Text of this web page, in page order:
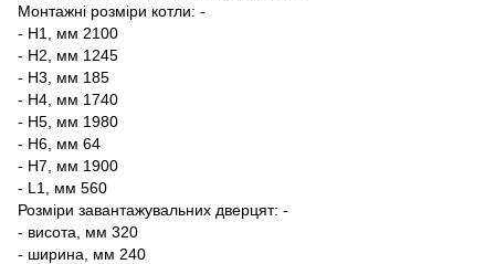
Монтажні розміри котли: -
- Н1, мм 2100
- Н2, мм 1245
- Н3, мм 185
- Н4, мм 1740
- Н5, мм 1980
- Н6, мм 64
- Н7, мм 1900
- L1, мм 560
Розміри завантажувальних дверцят: -
- висота, мм 320
- ширина, мм 240